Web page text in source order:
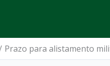
Prazo para alistamento